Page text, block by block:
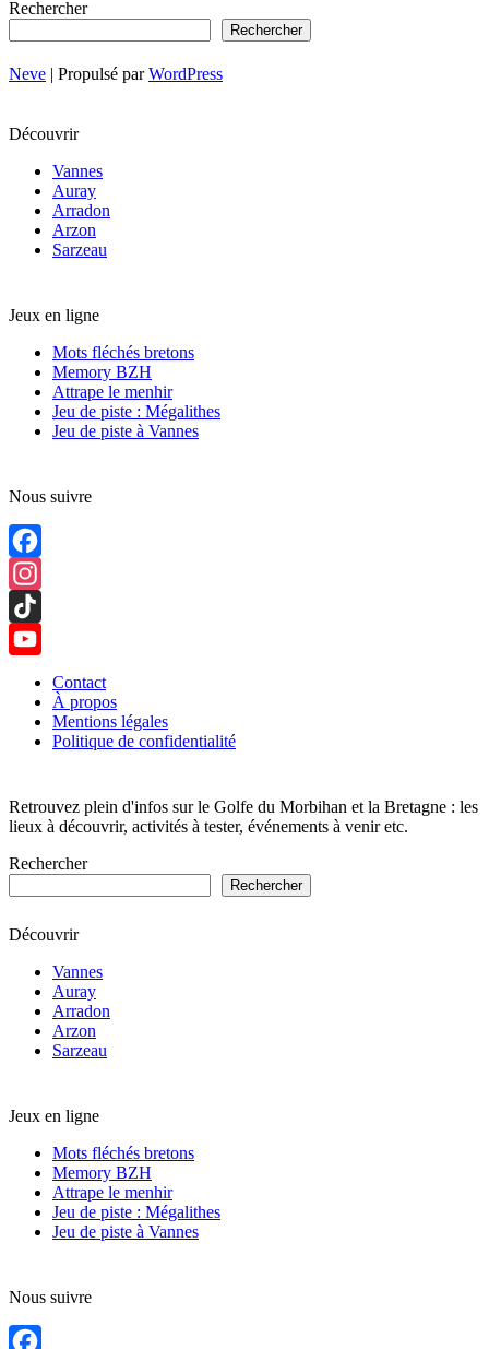
Rechercher
Rechercher
Neve | Propulsé parWordPress
Découvrir
Vannes
Auray
Arradon
Arzon
Sarzeau
Jeux en ligne
Mots fléchés bretons
Memory BZH
Attrape le menhir
Jeu de piste : Mégalithes
Jeu de piste à Vannes
Nous suivre
Facebook
Instagram
TikTok
Channel
Contact
À propos
Mentions légales
Politique de confidentialité
Retrouvez plein d'infos sur le Golfe du Morbihan et la Bretagne : les
lieux à découvrir, activités à tester, événements à venir etc.
Rechercher
Rechercher
Découvrir
Vannes
Auray
Arradon
Arzon
Sarzeau
Jeux en ligne
Mots fléchés bretons
Memory BZH
Attrape le menhir
Jeu de piste : Mégalithes
Jeu de piste à Vannes
Nous suivre